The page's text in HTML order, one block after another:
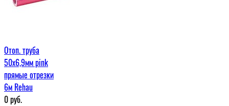
Отоп. труба
50х6,9мм pink
прямые отрезки
6м Rehau
0руб.